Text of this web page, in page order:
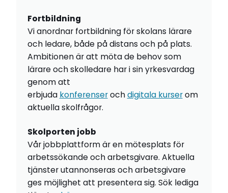
Fortbildning
Vi anordnar fortbildning för skolans lärare
och ledare, både på distans och på plats.
Ambitionen är att möta de behov som
lärare och skolledare har i sin yrkesvardag
genom att
erbjuda konferenserochdigitala kurserom
aktuella skolfrågor.
Skolporten jobb
Vår jobbplattform är en mötesplats för
arbetssökande och arbetsgivare. Aktuella
tjänster utannonseras och arbetsgivare
ges möjlighet att presentera sig. Sök lediga